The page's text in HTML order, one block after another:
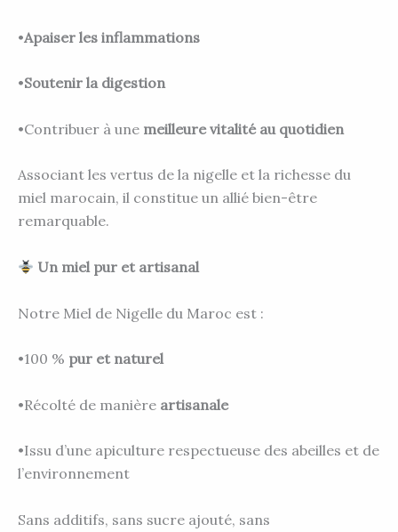
•Apaiser les inflammations
•Soutenir la digestion
•Contribuer à une meilleure vitalité au quotidien
Associant les vertus de la nigelle et la richesse du
miel marocain, il constitue un allié bien-être
remarquable.
Un miel pur et artisanal
Notre Miel de Nigelle du Maroc est :
•100 % pur et naturel
•Récolté de manière artisanale
•Issu d’une apiculture respectueuse des abeilles et de
l’environnement
Sans additifs, sans sucre ajouté, sans